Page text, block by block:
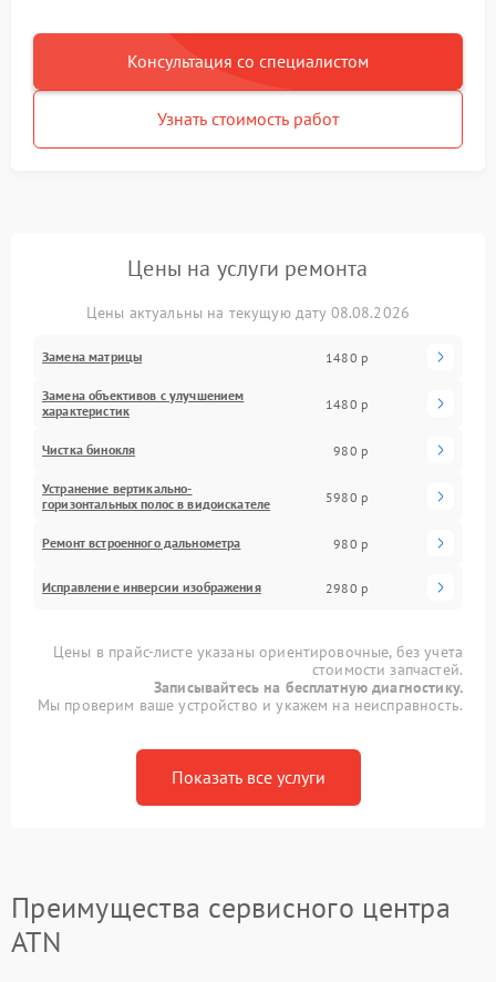
Консультация со специалистом
Узнать стоимость работ
Цены на услуги ремонта
Цены актуальны на текущую дату 08.08.2026
Замена матрицы 1480 р
Замена объективов с улучшением
характеристик
1480 р
Чистка бинокля 980 р
Устранение вертикально-
горизонтальных полос в видоискателе
5980 р
Ремонт встроенного дальнометра 980 р
Исправление инверсии изображения 2980 р
Цены в прайс-листе указаны ориентировочные, без учета
стоимости запчастей.
Записывайтесь на бесплатную диагностику.
Мы проверим ваше устройство и укажем на неисправность.
Показать все услуги
Преимущества сервисного центра
ATN